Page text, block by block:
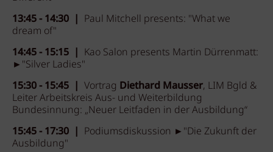
13:45 - 14:30 | Paul Mitchell presents: "What we
dream of"
14:45 - 15:15 | Kao Salon presents Martin Dürrenmatt:
►"Silver Ladies"
15:30 - 15:45 | Vortrag Diethard Mausser, LIM Bgld &
Leiter Arbeitskreis Aus- und Weiterbildung
Bundesinnung: „Neuer Leitfaden in der Ausbildung“
15:45 - 17:30 | Podiumsdiskussion ►"Die Zukunft der
Ausbildung"